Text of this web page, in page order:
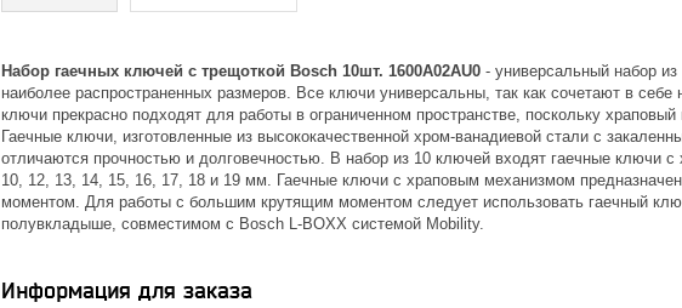
Набор гаечных ключей с трещоткой Bosch 10шт. 1600A02AU0 - универсальный набор
наиболее распространенных размеров. Все ключи универсальны, так как сочетают в
ключи прекрасно подходят для работы в ограниченном пространстве, поскольку
Гаечные ключи, изготовленные из высококачественной хром-ванадиевой стали с
отличаются прочностью и долговечностью. В набор из 10 ключей входят гаечные
10, 12, 13, 14, 15, 16, 17, 18 и 19 мм. Гаечные ключи с храповым механизмом
моментом. Для работы с большим крутящим моментом следует использовать гаечный
полувкладыше, совместимом с Bosch L-BOXX системой Mobility.
Информация для заказа